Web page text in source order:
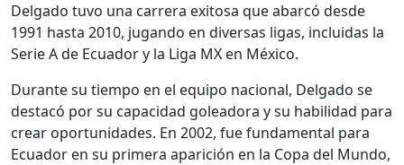
Delgado tuvo una carrera exitosa que abarcó desde
1991 hasta 2010, jugando en diversas ligas, incluidas la
Serie A de Ecuador y la Liga MX en México.
Durante su tiempo en el equipo nacional, Delgado se
destacó por su capacidad goleadora y su habilidad para
crear oportunidades. En 2002, fue fundamental para
Ecuador en su primera aparición en la Copa del Mundo,